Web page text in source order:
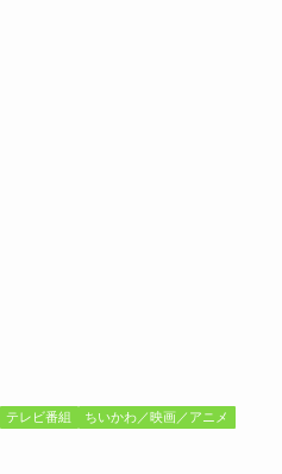
テレビ番組 ちいかわ／映画／アニメ